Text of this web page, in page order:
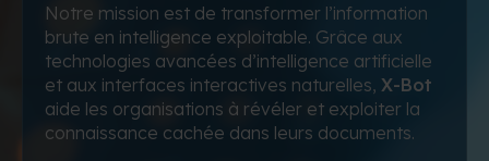
Notre mission est de transformer l’information
brute en intelligence exploitable. Grâce aux
technologies avancées d’intelligence artificielle
et aux interfaces interactives naturelles, X-Bot
aide les organisations à révéler et exploiter la
connaissance cachée dans leurs documents.